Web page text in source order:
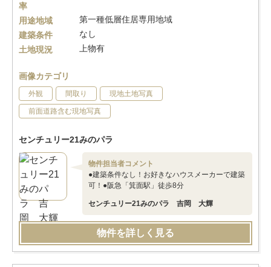
率
用途地域
第一種低層住居専用地域
建築条件
なし
土地現況
上物有
画像カテゴリ
外観 間取り 現地土地写真
前面道路含む現地写真
センチュリー21みのパラ
物件担当者コメント
●建築条件なし！お好きなハウスメーカーで建築
可！●阪急「箕面駅」徒歩8分
センチュリー21みのパラ 吉岡 大輝
物件を詳しく見る